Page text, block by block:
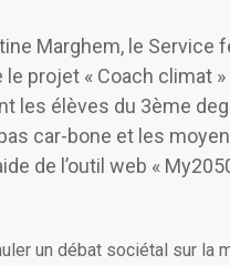
Marghem, le Service
projet « Coach climat »
les élèves du 3ème
car-bone et les
de l’outil web «
un débat sociétal sur la